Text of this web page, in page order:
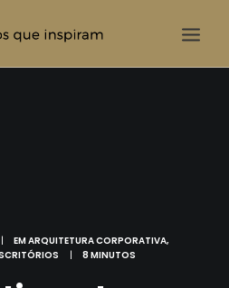
| EMARQUITETURA CORPORATIVA,
| 8 MINUTOS